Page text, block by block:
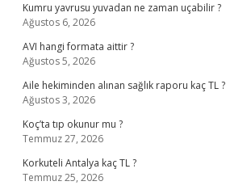
Kumru yavrusu yuvadan ne zaman uçabilir ?
Ağustos 6, 2026
AVI hangi formata aittir ?
Ağustos 5, 2026
Aile hekiminden alınan sağlık raporu kaç TL ?
Ağustos 3, 2026
Koç’ta tıp okunur mu ?
Temmuz 27, 2026
Korkuteli Antalya kaç TL ?
Temmuz 25, 2026